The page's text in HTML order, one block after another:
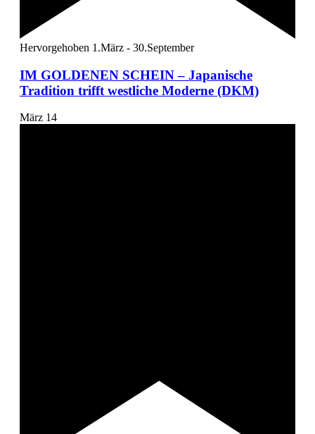
Hervorgehoben 1.März - 30.September
IM GOLDENEN SCHEIN – Japanische
Tradition trifft westliche Moderne (DKM)
März 14